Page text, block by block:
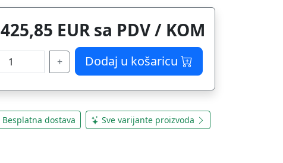
425,85 EUR sa PDV / KOM
+ Dodaj u košaricu
Besplatna dostava Sve varijante proizvoda